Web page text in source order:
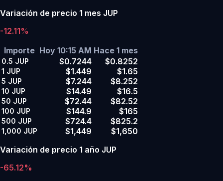
Variación de precio 1 mes JUP
-12.11%
Importe Hoy 10:15 AM Hace 1 mes
0.5 JUP $0.7244 $0.8252
1 JUP $1.449 $1.65
5 JUP $7.244 $8.252
10 JUP $14.49 $16.5
50 JUP $72.44 $82.52
100 JUP $144.9 $165
500 JUP $724.4 $825.2
1,000 JUP $1,449
$1,650
Variación de precio 1 año JUP
-65.12%